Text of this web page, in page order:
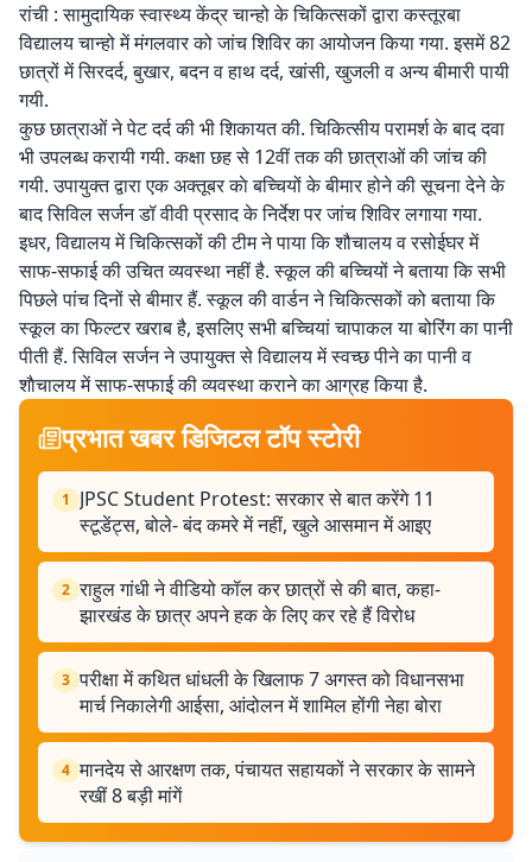
रांची : सामुदायिक स्वास्थ्य केंद्र चान्हो के चिकित्सकों द्वारा कस्तूरबा
विद्यालय चान्हो में मंगलवार को जांच शिविर का आयोजन किया गया. इसमें 82
छात्रों में सिरदर्द, बुखार, बदन व हाथ दर्द, खांसी, खुजली व अन्य बीमारी पायी
गयी.
कुछ छात्राओं ने पेट दर्द की भी शिकायत की. चिकित्सीय परामर्श के बाद दवा
भी उपलब्ध करायी गयी. कक्षा छह से 12वीं तक की छात्राओं की जांच की
गयी. उपायुक्त द्वारा एक अक्तूबर काे बच्चियों के बीमार होने की सूचना देने के
बाद सिविल सर्जन डॉ वीवी प्रसाद के निर्देश पर जांच शिविर लगाया गया.
इधर, विद्यालय में चिकित्सकों की टीम ने पाया कि शौचालय व रसोईघर में
साफ-सफाई की उचित व्यवस्था नहीं है. स्कूल की बच्चियों ने बताया कि सभी
पिछले पांच दिनों से बीमार हैं. स्कूल की वार्डन ने चिकित्सकों को बताया कि
स्कूल का फिल्टर खराब है, इसलिए सभी बच्चियां चापाकल या बोरिंग का पानी
पीती हैं. सिविल सर्जन ने उपायुक्त से विद्यालय में स्वच्छ पीने का पानी व
शाैचालय में साफ-सफाई की व्यवस्था कराने का आग्रह किया है.
प्रभात खबर डिजिटल टॉप स्टोरी
1
JPSC Student Protest: सरकार से बात करेंगे 11
स्टूडेंट्स, बोले- बंद कमरे में नहीं, खुले आसमान में आइए
2 राहुल गांधी ने वीडियो कॉल कर छात्रों से की बात, कहा-
झारखंड के छात्र अपने हक के लिए कर रहे हैं विरोध
3 परीक्षा में कथित धांधली के खिलाफ 7 अगस्त को विधानसभा
मार्च निकालेगी आईसा, आंदोलन में शामिल होंगी नेहा बोरा
4 मानदेय से आरक्षण तक, पंचायत सहायकों ने सरकार के सामने
रखीं 8 बड़ी मांगें